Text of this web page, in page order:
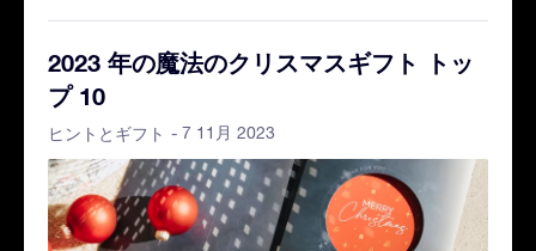
2023 年の魔法のクリスマスギフト トッ
プ 10
ヒントとギフト - 7 11月 2023